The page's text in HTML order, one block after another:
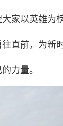
家以英雄为
直前，为新
力量。